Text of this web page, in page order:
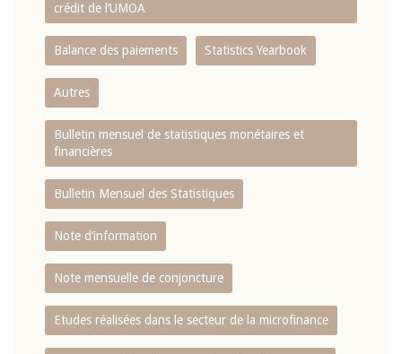
crédit de l‘UMOA
Balance des paiements Statistics Yearbook
Autres
Bulletin mensuel de statistiques monétaires et
financières
Bulletin Mensuel des Statistiques
Note d’information
Note mensuelle de conjoncture
Etudes réalisées dans le secteur de la microfinance